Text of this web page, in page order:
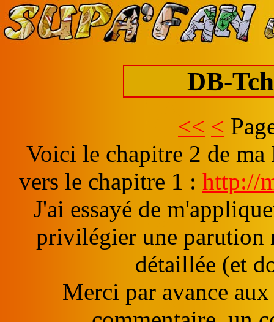
DB-
<< <
Voici le chapitre 2 de
vers le chapitre 1 : http://
J'ai essayé de
privilégier une parution
détaillée (et
Merci par avance